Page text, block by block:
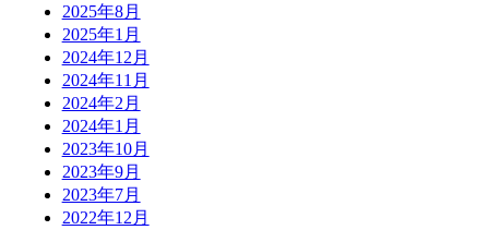
2025年8月
2025年1月
2024年12月
2024年11月
2024年2月
2024年1月
2023年10月
2023年9月
2023年7月
2022年12月